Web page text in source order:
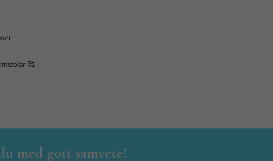
🥰
med gott samvete!